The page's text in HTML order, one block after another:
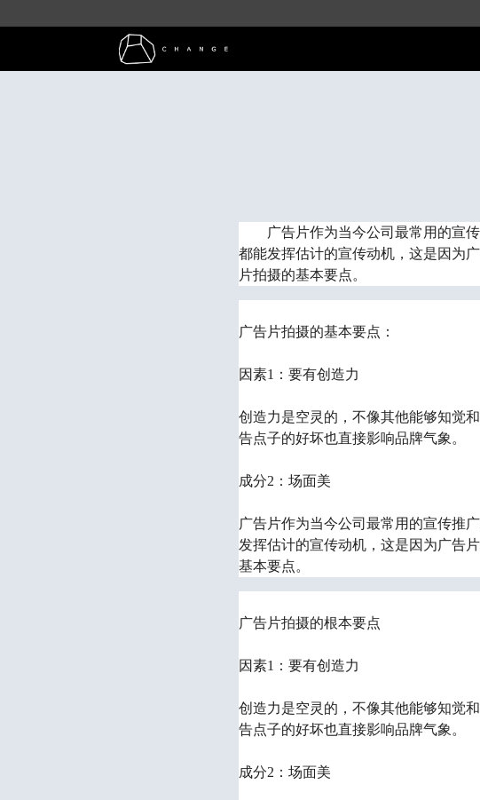
广告片作为当今公司最常用的宣
都能发挥估计的宣传动机，这是因为
片拍摄的基本要点。
广告片拍摄的基本要点：
因素1：要有创造力
创造力是空灵的，不像其他能够知觉
告点子的好坏也直接影响品牌气象。
成分2：场面美
广告片作为当今公司最常用的宣传推
发挥估计的宣传动机，这是因为广告
基本要点。
广告片拍摄的根本要点
因素1：要有创造力
创造力是空灵的，不像其他能够知觉
告点子的好坏也直接影响品牌气象。
成分2：场面美